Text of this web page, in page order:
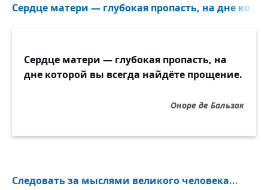
Сердце матери — глубокая пропасть, на дне
Сердце матери — глубокая пропасть, на
дне которой вы всегда найдёте прощение.
Оноре де Бальзак
Следовать за мыслями великого человека...